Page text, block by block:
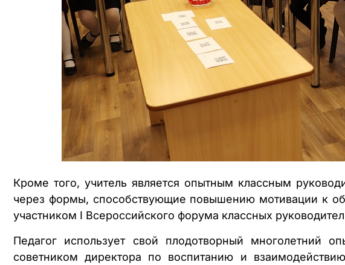
Кроме того, учитель является опытным классным
через формы, способствующие повышению мотивации к
участником I Всероссийского форума классных
Педагог использует свой плодотворный многолетний
советником директора по воспитанию и